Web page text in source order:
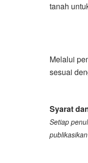
tanah
Melalui
sesuai
Syarat
Setiap